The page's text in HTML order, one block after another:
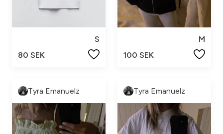
S
80 SEK
M
100 SEK
Tyra Emanuelz Tyra Emanuelz